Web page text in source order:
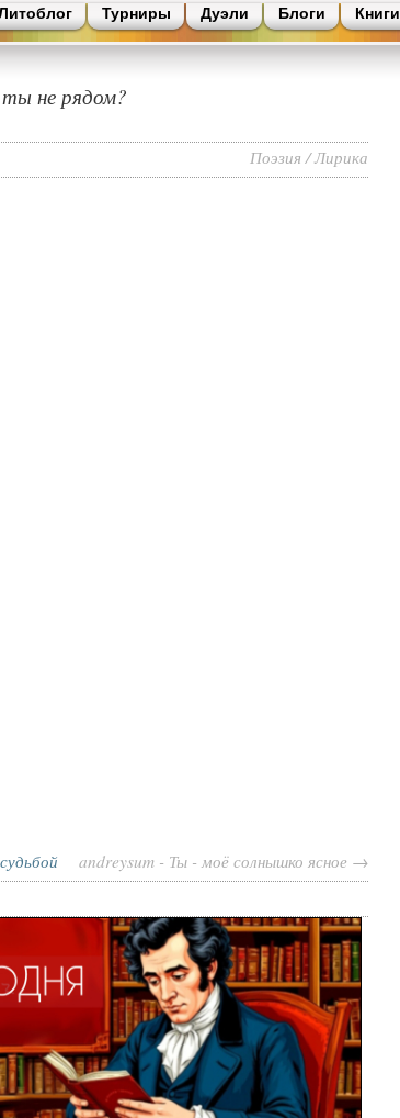
Турниры Дуэли Блоги Книги
не рядом?
Поэзия /Лирика
andreysum - Ты - моё солнышко ясное →